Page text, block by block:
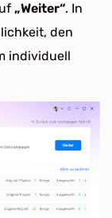
„Weiter“. In
den
individuell